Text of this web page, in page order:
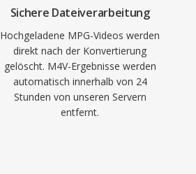
Sichere Dateiverarbeitung
Hochgeladene MPG-Videos werden
direkt nach der Konvertierung
gelöscht. M4V-Ergebnisse werden
automatisch innerhalb von 24
Stunden von unseren Servern
entfernt.